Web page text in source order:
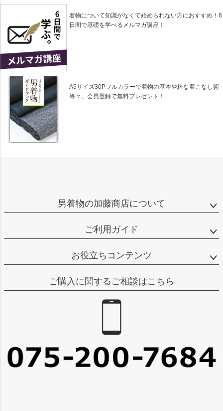
着物について知識がなくて始められない方におすすめ！6
日間で基礎を学べるメルマガ講座！
A5サイズ30Pフルカラーで着物の基本や粋な着こなし術
等々。会員登録で無料プレゼント！
男着物の加藤商店について
ご利用ガイド
お役立ちコンテンツ
ご購入に関するご相談はこちら